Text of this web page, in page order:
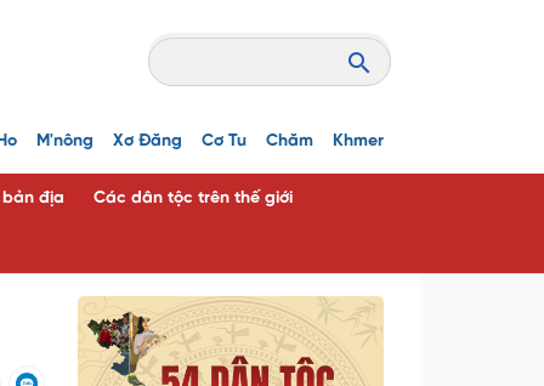
M'nông Xơ Đăng Cơ Tu Chăm Khmer
bản địa Các dân tộc trên thế giới